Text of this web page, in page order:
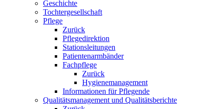
Geschichte
Tochtergesellschaft
Pflege
Zurück
Pflegedirektion
Stationsleitungen
Patientenarmbänder
Fachpflege
Zurück
Hygienemanagement
Informationen für Pflegende
Qualitätsmanagement und Qualitätsberichte